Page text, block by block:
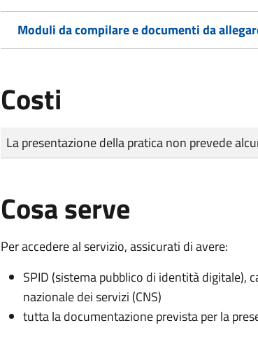
Moduli da compilare e documenti da
Costi
Tipo di pagamento
Importo
La presentazione della pratica non prevede
Cosa serve
Per accedere al servizio, assicurati di avere:
SPID (sistema pubblico di identità digitale),
nazionale dei servizi (CNS)
tutta la documentazione prevista per la